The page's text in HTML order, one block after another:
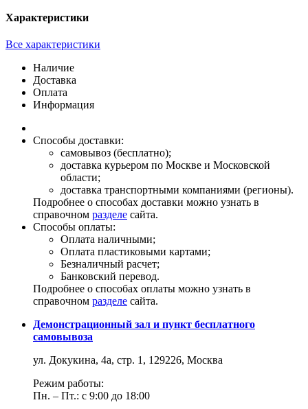
Характеристики
Все характеристики
Наличие
Доставка
Оплата
Информация
Способы доставки:
самовывоз (бесплатно);
доставка курьером по Москве и Московской
области;
доставка транспортными компаниями (регионы).
Подробнее о способах доставки можно узнать в
справочном разделе сайта.
Способы оплаты:
Оплата наличными;
Оплата пластиковыми картами;
Безналичный расчет;
Банковский перевод.
Подробнее о способах оплаты можно узнать в
справочном разделе сайта.
Демонстрационный зал и пункт бесплатного
самовывоза
ул. Докукина, 4а, стр. 1, 129226, Москва
Режим работы:
Пн. – Пт.: с 9:00 до 18:00